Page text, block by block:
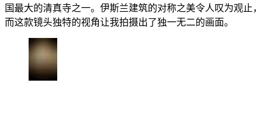
国最大的清真寺之一。伊斯兰建筑的对称之美令人叹为观止，
而这款镜头独特的视角让我拍摄出了独一无二的画面。